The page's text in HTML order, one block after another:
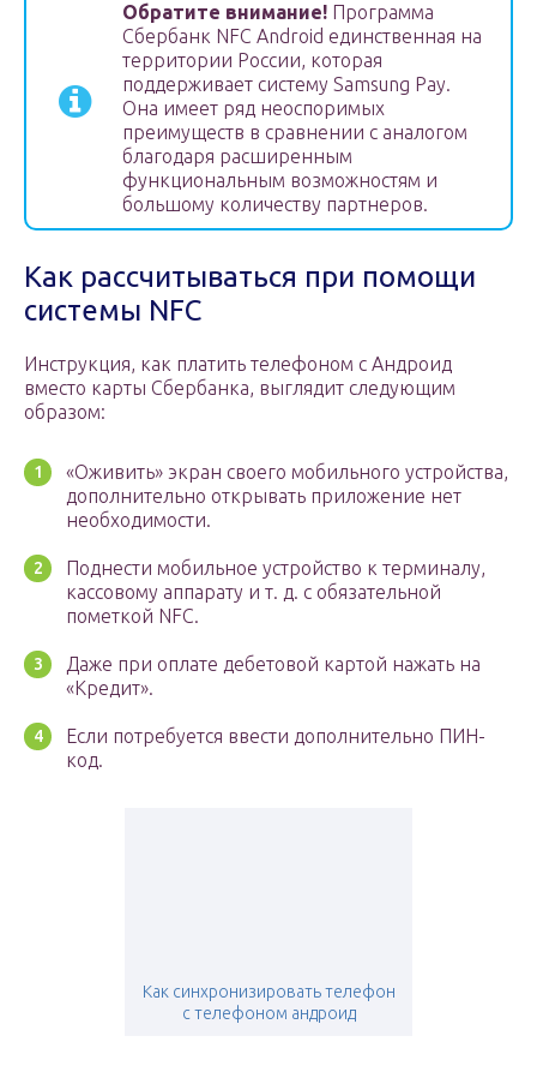
Обратите внимание! Программа
Сбербанк NFC Android единственная на
территории России, которая
поддерживает систему Samsung Pay.
Она имеет ряд неоспоримых
преимуществ в сравнении с аналогом
благодаря расширенным
функциональным возможностям и
большому количеству партнеров.
Как рассчитываться при помощи
системы NFC
Инструкция, как платить телефоном с Андроид
вместо карты Сбербанка, выглядит следующим
образом:
«Оживить» экран своего мобильного устройства,
дополнительно открывать приложение нет
необходимости.
Поднести мобильное устройство к терминалу,
кассовому аппарату и т. д. с обязательной
пометкой NFC.
Даже при оплате дебетовой картой нажать на
«Кредит».
Если потребуется ввести дополнительно ПИН-
код.
Как синхронизировать телефон
с телефоном андроид